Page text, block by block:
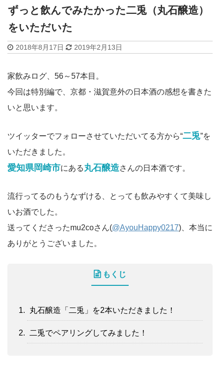
ずっと飲んでみたかった二兎（丸石醸造）
をいただいた
2018年8月17日 2019年2月13日
家飲みログ、56～57本目。
今回は特別編で、京都・滋賀意外の日本酒の感想を書きた
いと思います。
ツイッターでフォローさせていただいてる方から“二兎”を
いただきました。
愛知県岡崎市にある丸石醸造さんの日本酒です。
流行ってるのもうなずける、とっても飲みやすくて美味し
いお酒でした。
送ってくださったmu2coさん(@AyouHappy0217)、本当に
ありがとうございました。
もくじ
丸石醸造「二兎」を2本いただきました！
二兎でペアリングしてみました！